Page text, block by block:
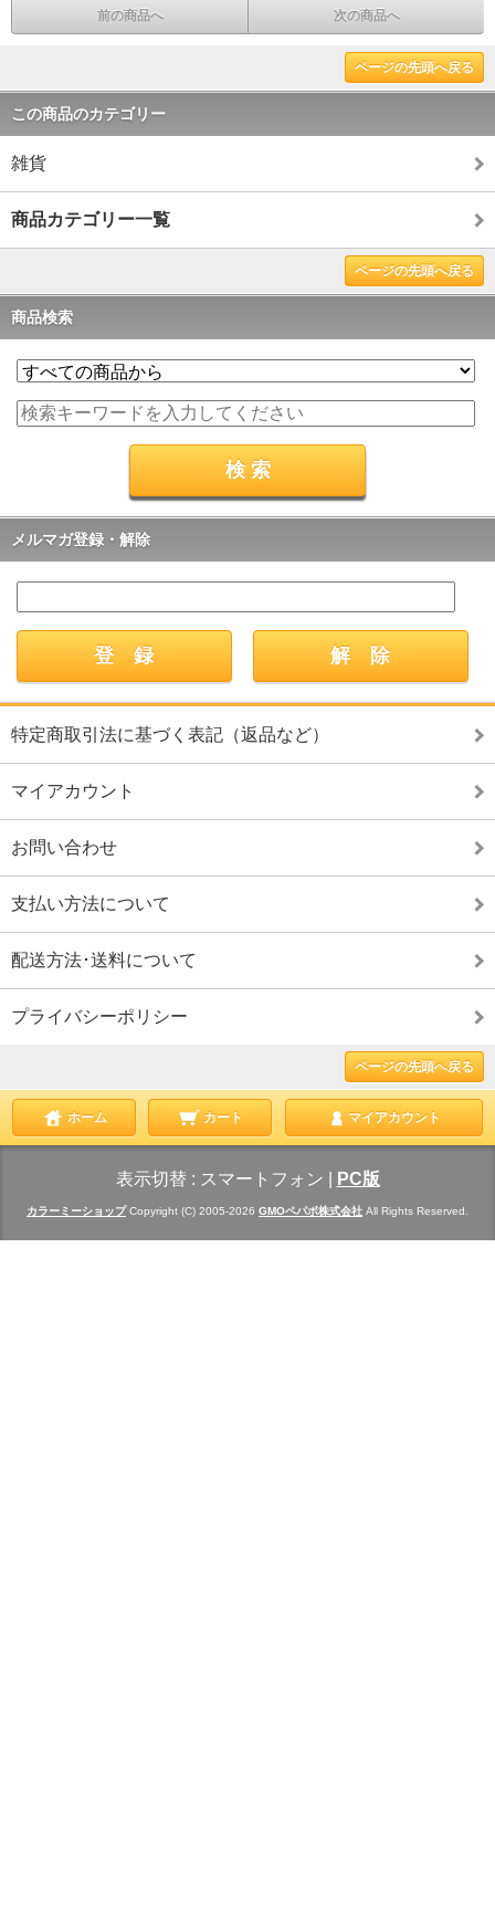
前の商品へ 次の商品へ
ページの先頭へ戻る
この商品のカテゴリー
雑貨
商品カテゴリー一覧
ページの先頭へ戻る
商品検索
メルマガ登録・解除
特定商取引法に基づく表記（返品など）
マイアカウント
お問い合わせ
支払い方法について
配送方法･送料について
プライバシーポリシー
ページの先頭へ戻る
ホーム カート マイアカウント
表示切替 : スマートフォン PC版
カラーミーショップCopyright (C) 2005-2026 GMOペパボ株式会社 All Rights Reserved.